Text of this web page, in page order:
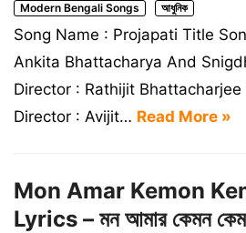
Modern Bengali Songs
আধুনিক
Song Name : Projapati Title
Ankita Bhattacharya And
Director : Rathijit
Director : Avijit… Read More »
Mon Amar Kemon
Lyrics – মন আমার কেমন কেমন